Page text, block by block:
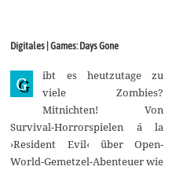
Digitales | Games: Days Gone
G
ibt es heutzutage zu
viele Zombies?
Mitnichten! Von
Survival-Horrorspielen á la
›Resident Evil‹ über Open-
World-Gemetzel-Abenteuer wie